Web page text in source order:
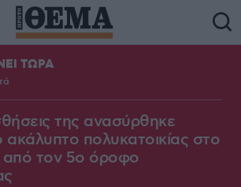
ΤΩΡΑ
της ανασύρθηκε
πολυκατοικίας στο
από τον 5ο όροφο